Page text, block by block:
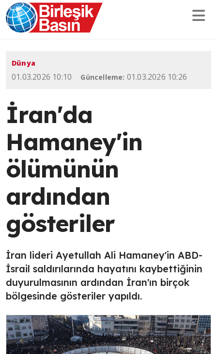
Dünya
01.03.2026 10:10 Güncelleme: 01.03.2026 10:26
İran'da
Hamaney'in
ölümünün
ardından
gösteriler
İran lideri Ayetullah Ali Hamaney'in ABD-
İsrail saldırılarında hayatını kaybettiğinin
duyurulmasının ardından İran'ın birçok
bölgesinde gösteriler yapıldı.